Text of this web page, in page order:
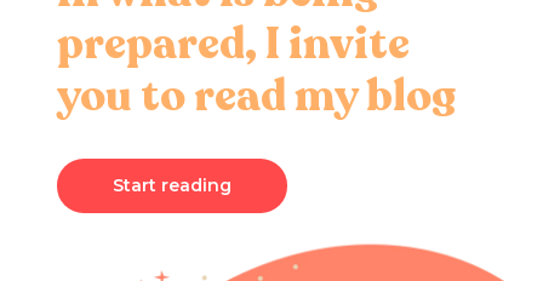
prepared, I invite
you to read my blog
Start reading